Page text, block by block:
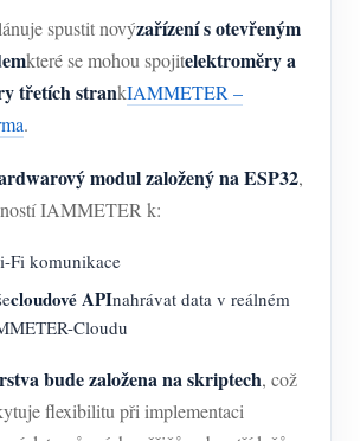
spustit novýzařízení s otevřeným
které se mohou spojitelektroměry a
třetích strankIAMMETER –
.
modul založený na ESP32,
IAMMETER k:
Fi komunikace
cloudové APInahrávat data v reálném
Cloudu
bude založena na skriptech, což
flexibilitu při implementaci